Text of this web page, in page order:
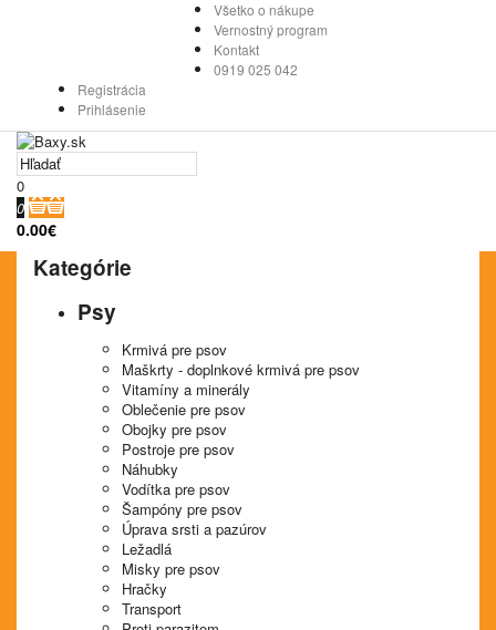
Všetko o nákupe
Vernostný program
Kontakt
0919 025 042
Registrácia
Prihlásenie
0
0
0.00€
Kategórie
Psy
Krmivá pre psov
Maškrty - doplnkové krmivá pre psov
Vitamíny a minerály
Oblečenie pre psov
Obojky pre psov
Postroje pre psov
Náhubky
Vodítka pre psov
Šampóny pre psov
Úprava srsti a pazúrov
Ležadlá
Misky pre psov
Hračky
Transport